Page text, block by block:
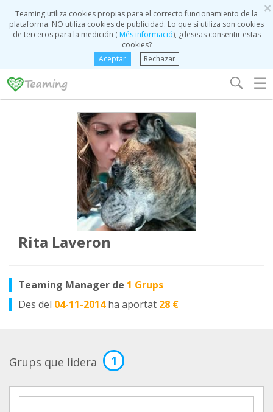
×
Teaming utiliza cookies propias para el correcto funcionamiento de la
plataforma. NO utiliza cookies de publicidad. Lo que sí utiliza son cookies
de terceros para la medición (Més informació), ¿deseas consentir estas
cookies?
Aceptar
Rechazar
☰
Rita Laveron
Teaming Manager de 1 Grups
Des del 04-11-2014 ha aportat 28 €
Grups que lidera 1